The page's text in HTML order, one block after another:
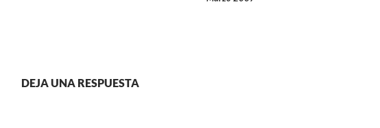
DEJA UNA RESPUESTA